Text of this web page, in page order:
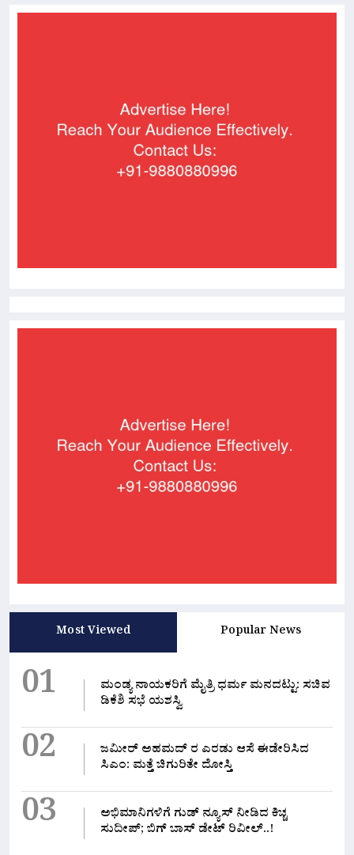
Most Viewed Popular News
01
ಮಂಡ್ಯ ನಾಯಕರಿಗೆ ಮೈತ್ರಿ ಧರ್ಮ ಮನದಟ್ಟು: ಸಚಿವ
ಡಿಕೆಶಿ ಸಭೆ ಯಶಸ್ವಿ
02
ಜಮೀರ್ ಅಹಮದ್ ರ ಎರಡು ಆಸೆ ಈಡೇರಿಸಿದ
ಸಿಎಂ: ಮತ್ತೆ ಚಿಗುರಿತೇ ದೋಸ್ತಿ
03
ಅಭಿಮಾನಿಗಳಿಗೆ ಗುಡ್ ನ್ಯೂಸ್ ನೀಡಿದ ಕಿಚ್ಚ
ಸುದೀಪ್; ಬಿಗ್ ಬಾಸ್ ಡೇಟ್ ರಿವೀಲ್..!